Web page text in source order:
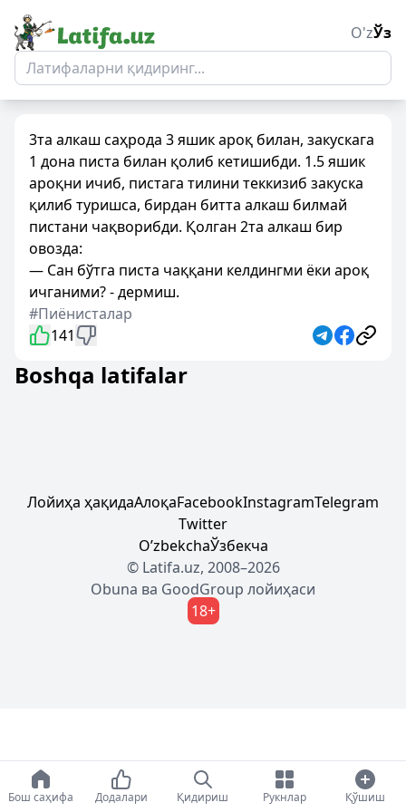
O'zЎз
3та алкаш саҳрода 3 яшик ароқ билан, закускага
1 дона писта билан қолиб кетишибди. 1.5 яшик
ароқни ичиб, пистага тилини теккизиб закуска
қилиб туришса, бирдан битта алкаш билмай
пистани чақворибди. Қолган 2та алкаш бир
овозда:
— Сан бўтга писта чаққани келдингми ёки ароқ
ичганими? - дермиш.
#Пиёнисталар
141
Boshqa latifalar
Лойиҳа ҳақидаАлоқаFacebookInstagramTelegram
Twitter
OʼzbekchaЎзбекча
© Latifa.uz, 2008–2026
Obuna ва GoodGroup лойиҳаси
18+
Бош саҳифа Додалари Қидириш Рукнлар Қўшиш